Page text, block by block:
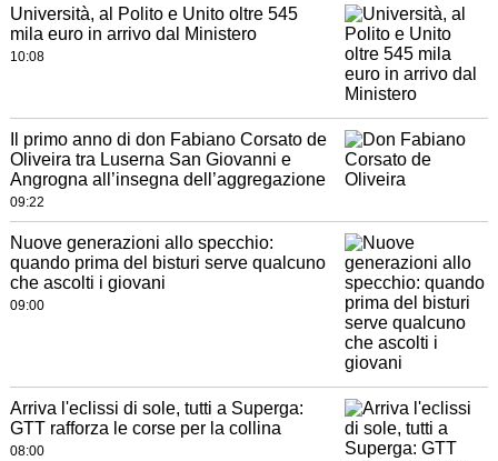
Università, al Polito e Unito oltre 545
mila euro in arrivo dal Ministero
10:08
Il primo anno di don Fabiano Corsato de
Oliveira tra Luserna San Giovanni e
Angrogna all’insegna dell’aggregazione
09:22
Nuove generazioni allo specchio:
quando prima del bisturi serve qualcuno
che ascolti i giovani
09:00
Arriva l'eclissi di sole, tutti a Superga:
GTT rafforza le corse per la collina
08:00